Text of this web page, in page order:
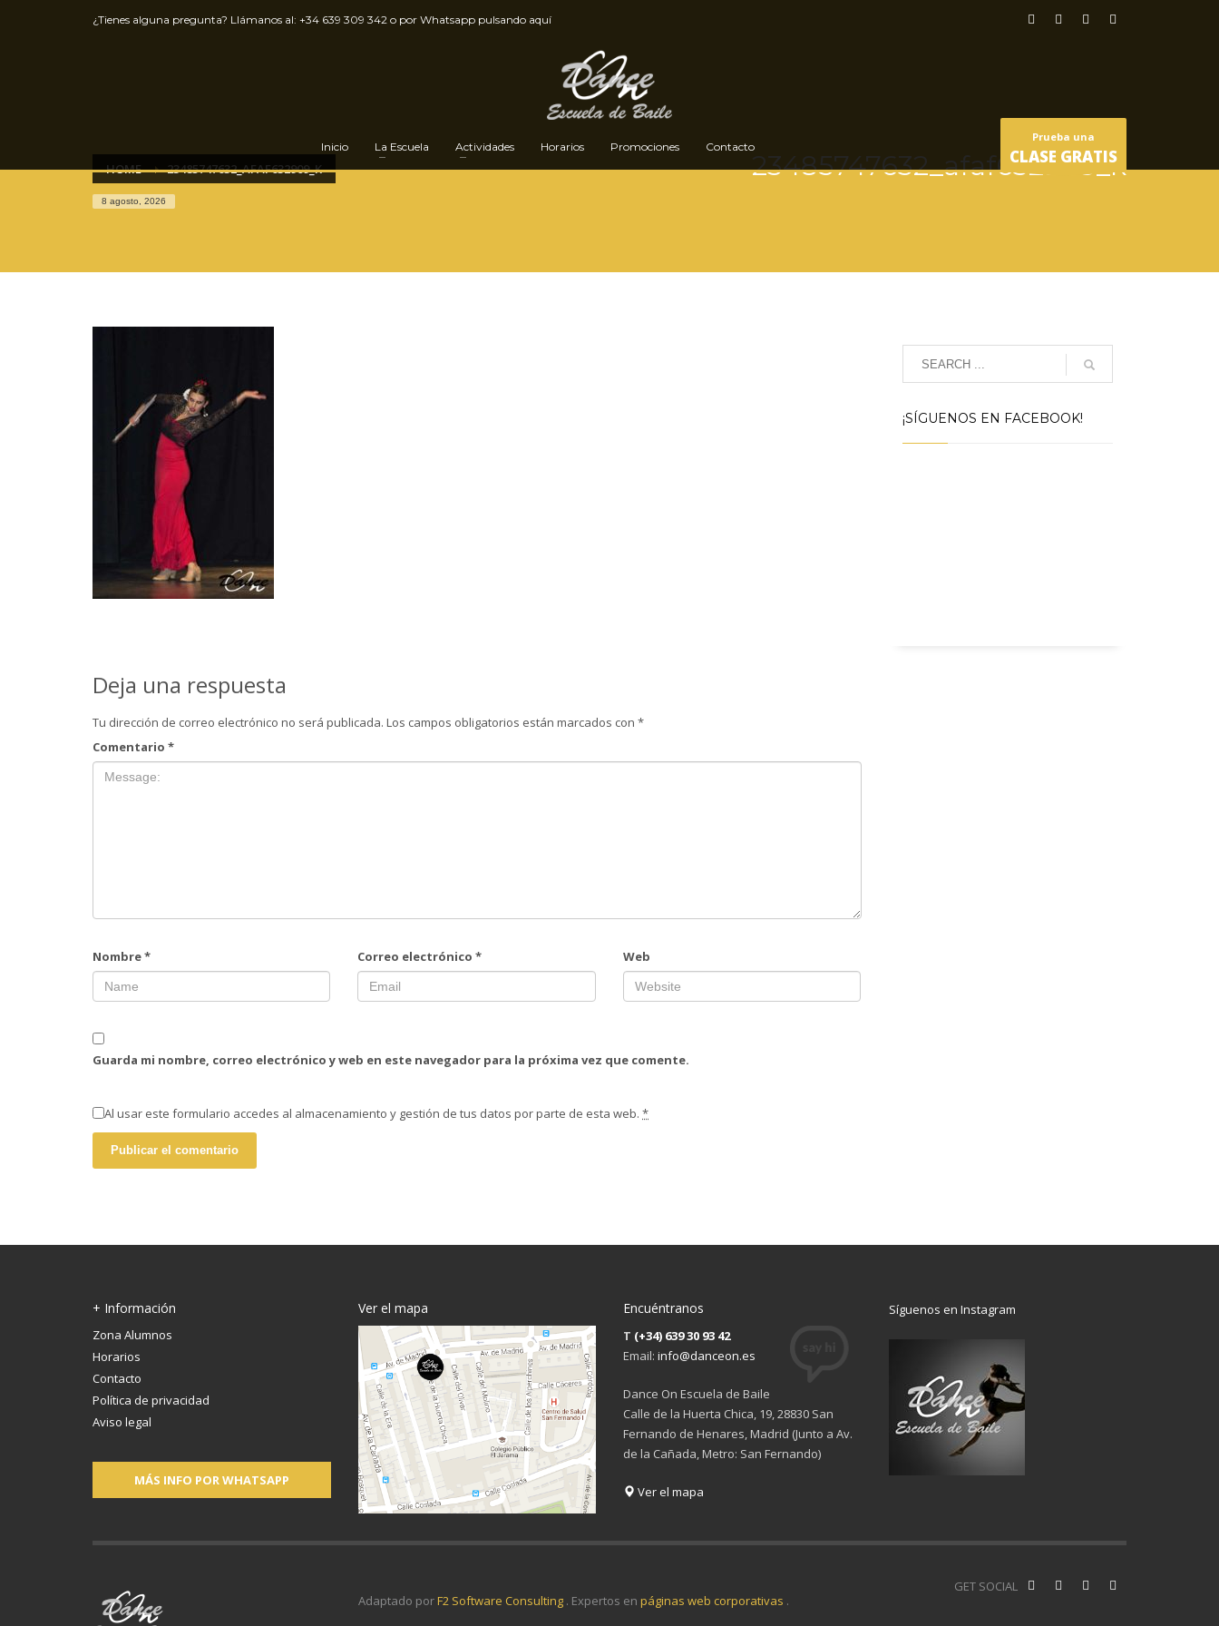
¿Tienes alguna pregunta? Llámanos al: +34 639 309 342 o por Whatsapp pulsando aquí
Inicio La Escuela Actividades Horarios Promociones Contacto
Prueba una
CLASE GRATIS
HOME 23485747632_AFAF632909_K
8 agosto, 2026
23485747632_afaf632909_k
Deja una respuesta
Tu dirección de correo electrónico no será publicada. Los campos obligatorios están marcados con *
Comentario *
Nombre* Correo electrónico* Web
Guarda mi nombre, correo electrónico y web en este navegador para la próxima vez que comente.
Al usar este formulario accedes al almacenamiento y gestión de tus datos por parte de esta web. *
¡SÍGUENOS EN FACEBOOK!
+ Información
Zona Alumnos
Horarios
Contacto
Política de privacidad
Aviso legal
MÁS INFO POR WHATSAPP
Ver el mapa Encuéntranos
T (+34) 639 30 93 42
Email: info@danceon.es
Dance On Escuela de Baile
Calle de la Huerta Chica, 19, 28830 San
Fernando de Henares, Madrid (Junto a Av.
de la Cañada, Metro: San Fernando)
Ver el mapa
Síguenos en Instagram
GET SOCIAL
Adaptado porF2 Software Consulting . Expertos en páginas web corporativas .